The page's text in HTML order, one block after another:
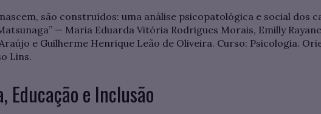
são construídos: uma análise psicopatológica e social dos
— Maria Eduarda Vitória Rodrigues Morais, Emilly
e Guilherme Henrique Leão de Oliveira. Curso: Psicologia.
Lins.
Educação e Inclusão